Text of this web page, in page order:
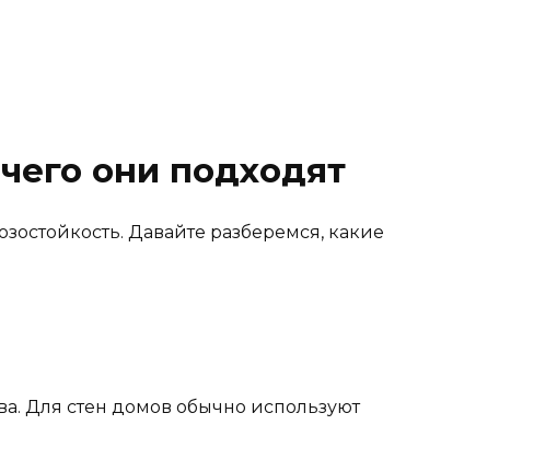
они подходят
Давайте разберемся, какие
Для стен домов обычно используют